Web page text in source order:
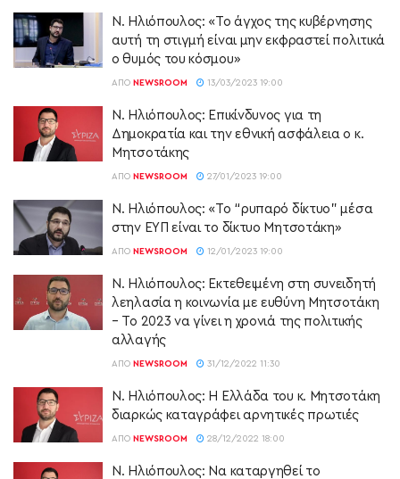
N. Ηλιόπουλος: «Το άγχος της κυβέρνησης
αυτή τη στιγμή είναι μην εκφραστεί πολιτικά
ο θυμός του κόσμου»
ΑΠΌ NEWSROOM 13/03/2023 19:00
Ν. Ηλιόπουλος: Επικίνδυνος για τη
Δημοκρατία και την εθνική ασφάλεια ο κ.
Μητσοτάκης
ΑΠΌ NEWSROOM 27/01/2023 19:00
N. Ηλιόπουλος: «Το “ρυπαρό δίκτυο” μέσα
στην ΕΥΠ είναι το δίκτυο Μητσοτάκη»
ΑΠΌ NEWSROOM 12/01/2023 19:00
Ν. Ηλιόπουλος: Εκτεθειμένη στη συνειδητή
λεηλασία η κοινωνία με ευθύνη Μητσοτάκη
– Το 2023 να γίνει η χρονιά της πολιτικής
αλλαγής
ΑΠΌ NEWSROOM 31/12/2022 11:30
Ν. Ηλιόπουλος: Η Ελλάδα του κ. Μητσοτάκη
διαρκώς καταγράφει αρνητικές πρωτιές
ΑΠΌ NEWSROOM 28/12/2022 18:00
Ν. Ηλιόπουλος: Να καταργηθεί το